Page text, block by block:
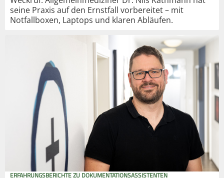
seine Praxis auf den Ernstfall vorbereitet – mit
Notfallboxen, Laptops und klaren Abläufen.
ERFAHRUNGSBERICHTE ZU DOKUMENTATIONSASSISTENTEN